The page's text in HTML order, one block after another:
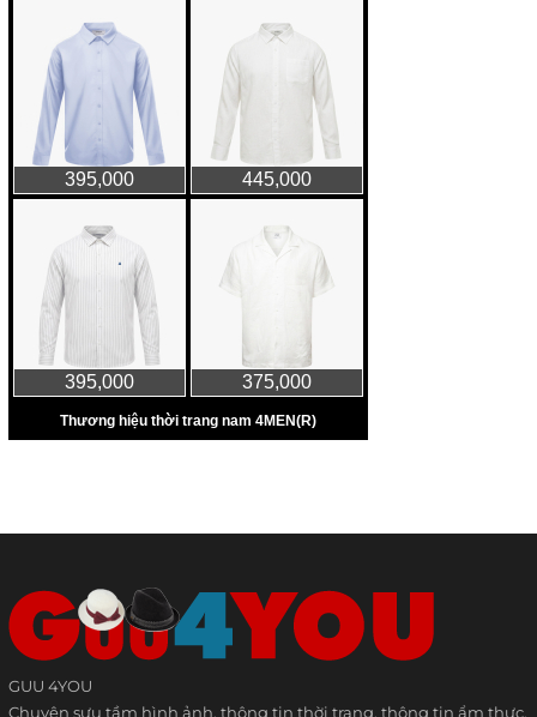
GUU 4YOU
Chuyên sưu tầm hình ảnh, thông tin thời trang, thông tin ẩm thực,